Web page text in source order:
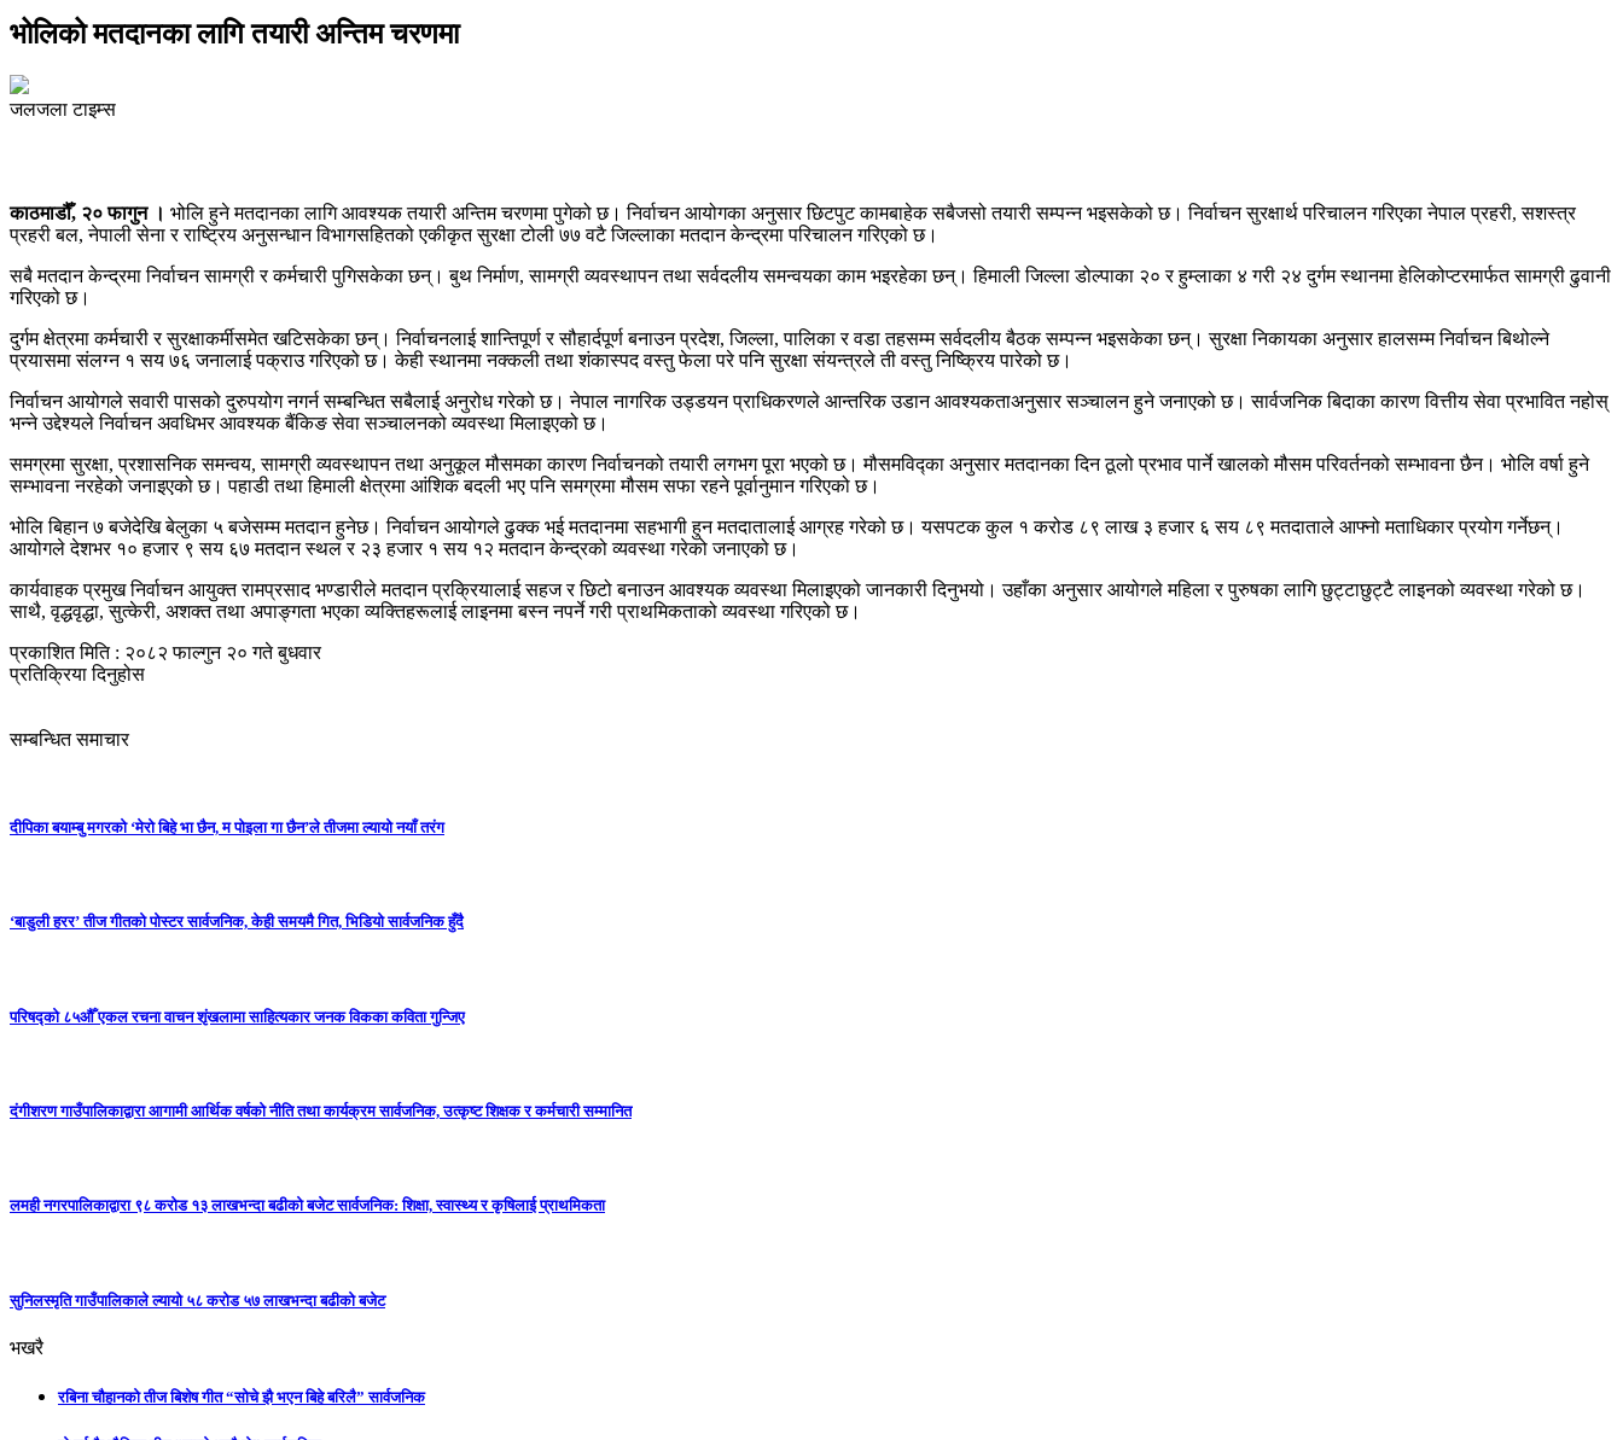
भोलिको मतदानका लागि तयारी अन्तिम चरणमा
जलजला टाइम्स
काठमाडौँ, २० फागुन । भोलि हुने मतदानका लागि आवश्यक तयारी अन्तिम चरणमा पुगेको छ।निर्वाचन आयोगका अनुसार छिटपुट कामबाहेक सबैजसो तयारी सम्पन्न भइसकेको छ। निर्वाचन सुरक्षार्थ परिचालन गरिएकानेपाल प्रहरी,सशस्त्र
प्रहरी बल,नेपाली सेनारराष्ट्रिय अनुसन्धान विभागसहितको एकीकृत सुरक्षा टोली ७७ वटै जिल्लाका मतदान केन्द्रमा परिचालन गरिएको छ।
सबै मतदान केन्द्रमा निर्वाचन सामग्री र कर्मचारी पुगिसकेका छन्। बुथ निर्माण, सामग्री व्यवस्थापन तथा सर्वदलीय समन्वयका काम भइरहेका छन्। हिमाली जिल्लाडोल्पाका २० रहुम्लाका ४ गरी २४ दुर्गम स्थानमा हेलिकोप्टरमार्फत सामग्री ढुवानी
गरिएको छ।
दुर्गम क्षेत्रमा कर्मचारी र सुरक्षाकर्मीसमेत खटिसकेका छन्। निर्वाचनलाई शान्तिपूर्ण र सौहार्दपूर्ण बनाउन प्रदेश, जिल्ला, पालिका र वडा तहसम्म सर्वदलीय बैठक सम्पन्न भइसकेका छन्। सुरक्षा निकायका अनुसार हालसम्म निर्वाचन बिथोल्ने
प्रयासमा संलग्न १ सय ७६ जनालाई पक्राउ गरिएको छ। केही स्थानमा नक्कली तथा शंकास्पद वस्तु फेला परे पनि सुरक्षा संयन्त्रले ती वस्तु निष्क्रिय पारेको छ।
निर्वाचन आयोगले सवारी पासको दुरुपयोग नगर्न सम्बन्धित सबैलाई अनुरोध गरेको छ।नेपाल नागरिक उड्डयन प्राधिकरणले आन्तरिक उडान आवश्यकताअनुसार सञ्चालन हुने जनाएको छ। सार्वजनिक बिदाका कारण वित्तीय सेवा प्रभावित नहोस्
भन्ने उद्देश्यले निर्वाचन अवधिभर आवश्यक बैंकिङ सेवा सञ्चालनको व्यवस्था मिलाइएको छ।
समग्रमा सुरक्षा, प्रशासनिक समन्वय, सामग्री व्यवस्थापन तथा अनुकूल मौसमका कारण निर्वाचनको तयारी लगभग पूरा भएको छ। मौसमविद्का अनुसार मतदानका दिन ठूलो प्रभाव पार्ने खालको मौसम परिवर्तनको सम्भावना छैन। भोलि वर्षा हुने
सम्भावना नरहेको जनाइएको छ। पहाडी तथा हिमाली क्षेत्रमा आंशिक बदली भए पनि समग्रमा मौसम सफा रहने पूर्वानुमान गरिएको छ।
भोलि बिहान ७ बजेदेखि बेलुका ५ बजेसम्म मतदान हुनेछ।निर्वाचन आयोगले ढुक्क भई मतदानमा सहभागी हुन मतदातालाई आग्रह गरेको छ। यसपटक कुल १ करोड ८९ लाख ३ हजार ६ सय ८९ मतदाताले आफ्नो मताधिकार प्रयोग गर्नेछन्।
आयोगले देशभर १० हजार ९ सय ६७ मतदान स्थल र २३ हजार १ सय १२ मतदान केन्द्रको व्यवस्था गरेको जनाएको छ।
कार्यवाहक प्रमुख निर्वाचन आयुक्तरामप्रसाद भण्डारीले मतदान प्रक्रियालाई सहज र छिटो बनाउन आवश्यक व्यवस्था मिलाइएको जानकारी दिनुभयो। उहाँका अनुसार आयोगले महिला र पुरुषका लागि छुट्टाछुट्टै लाइनको व्यवस्था गरेको छ।
साथै, वृद्धवृद्धा, सुत्केरी, अशक्त तथा अपाङ्गता भएका व्यक्तिहरूलाई लाइनमा बस्न नपर्ने गरी प्राथमिकताको व्यवस्था गरिएको छ।
प्रकाशित मिति : २०८२ फाल्गुन २० गते बुधवार
प्रतिक्रिया दिनुहोस
सम्बन्धित समाचार
दीपिका बयाम्बु मगरको ‘मेरो बिहे भा छैन, म पोइला गा छैन’ले तीजमा ल्यायो नयाँ तरंग
‘बाडुली हरर’ तीज गीतको पोस्टर सार्वजनिक, केही समयमै गित, भिडियो सार्वजनिक हुँदै
परिषद्को ८५औँ एकल रचना वाचन शृंखलामा साहित्यकार जनक विकका कविता गुन्जिए
दंगीशरण गाउँपालिकाद्वारा आगामी आर्थिक वर्षको नीति तथा कार्यक्रम सार्वजनिक, उत्कृष्ट शिक्षक र कर्मचारी सम्मानित
लमही नगरपालिकाद्वारा ९८ करोड १३ लाखभन्दा बढीको बजेट सार्वजनिक: शिक्षा, स्वास्थ्य र कृषिलाई प्राथमिकता
सुनिलस्मृति गाउँपालिकाले ल्यायो ५८ करोड ५७ लाखभन्दा बढीको बजेट
भखरै
रबिना चौहानको तीज बिशेष गीत “सोचे झै भएन बिहे बरिलै” सार्वजनिक